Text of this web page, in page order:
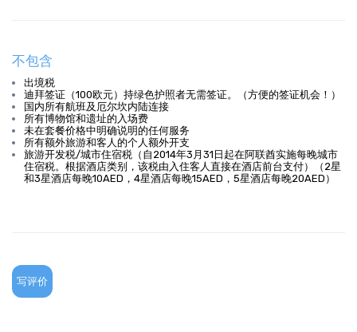
不包含
出境税
迪拜签证（100欧元）持绿色护照者无需签证。（方便的签证机会！）
国内所有航班及厄尔坎内陆连接
所有博物馆和遗址的入场费
未在套餐价格中明确说明的任何服务
所有额外旅游和客人的个人额外开支
旅游开发税/城市住宿税（自2014年3月31日起在阿联酋实施每晚城市
住宿税。根据酒店类别，该税由入住客人直接在酒店前台支付）（2星
和3星酒店每晚10AED，4星酒店每晚15AED，5星酒店每晚20AED）
写评价